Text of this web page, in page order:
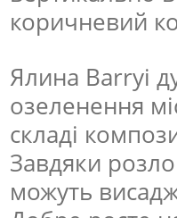
коричневий
Ялина Barryi
озеленення
складі
Завдяки
можуть